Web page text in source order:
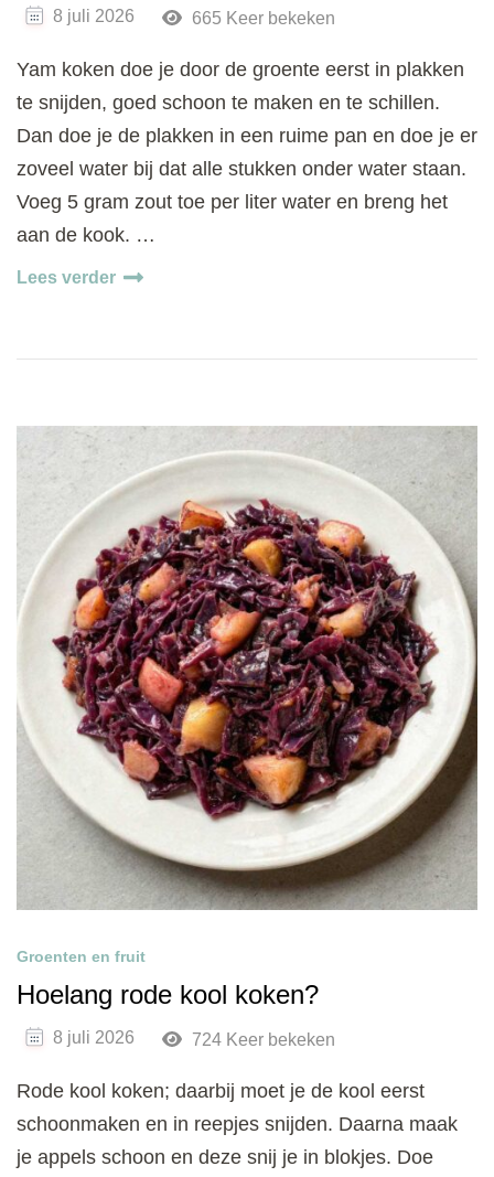
8 juli 2026 665 Keer bekeken
Yam koken doe je door de groente eerst in plakken
te snijden, goed schoon te maken en te schillen.
Dan doe je de plakken in een ruime pan en doe je er
zoveel water bij dat alle stukken onder water staan.
Voeg 5 gram zout toe per liter water en breng het
aan de kook. …
Lees verder
Groenten en fruit
Hoelang rode kool koken?
8 juli 2026 724 Keer bekeken
Rode kool koken; daarbij moet je de kool eerst
schoonmaken en in reepjes snijden. Daarna maak
je appels schoon en deze snij je in blokjes. Doe